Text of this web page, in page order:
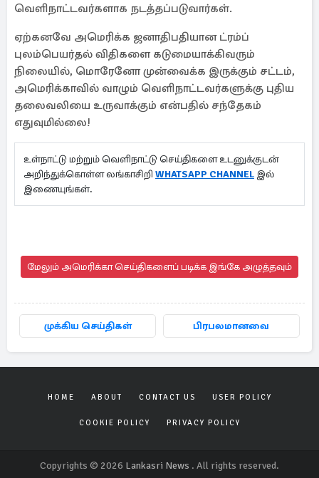
வெளிநாட்டவர்களாக நடத்தப்படுவார்கள்.
ஏற்கனவே அமெரிக்க ஜனாதிபதியான ட்ரம்ப்
புலம்பெயர்தல் விதிகளை கடுமையாக்கிவரும்
நிலையில், மொரேனோ முன்வைக்க இருக்கும் சட்டம்,
அமெரிக்காவில் வாழும் வெளிநாட்டவர்களுக்கு புதிய
தலைவலியை உருவாக்கும் என்பதில் சந்தேகம்
எதுவுமில்லை!
உள்நாட்டு மற்றும் வெளிநாட்டு செய்திகளை உடனுக்குடன்
அறிந்துக்கொள்ள லங்காசிறி WHATSAPP CHANNEL இல்
இணையுங்கள்.
மேலும் அமெரிக்கா செய்திகளைப் படிக்க இங்கே அழுத்தவும்
முக்கிய செய்திகள் பிரபலமானவை
HOME ABOUT CONTACT US USER POLICY
COOKIE POLICY PRIVACY POLICY
Copyrights © 2026 Lankasri News . All rights reserved.